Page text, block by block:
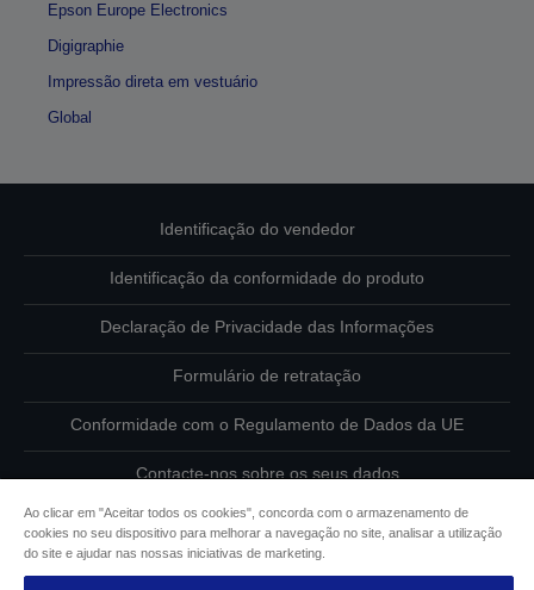
Epson Europe Electronics
Digigraphie
Impressão direta em vestuário
Global
Identificação do vendedor
Identificação da conformidade do produto
Declaração de Privacidade das Informações
Formulário de retratação
Conformidade com o Regulamento de Dados da UE
Contacte-nos sobre os seus dados
Informações sobre cookies
Ao clicar em "Aceitar todos os cookies", concorda com o armazenamento de
cookies no seu dispositivo para melhorar a navegação no site, analisar a utilização
do site e ajudar nas nossas iniciativas de marketing.